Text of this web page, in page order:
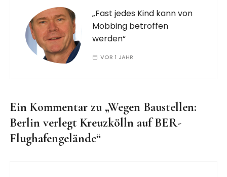
„Fast jedes Kind kann von
Mobbing betroffen
werden“
VOR 1 JAHR
Ein Kommentar zu „Wegen Baustellen:
Berlin verlegt Kreuzkölln auf BER-
Flughafengelände“